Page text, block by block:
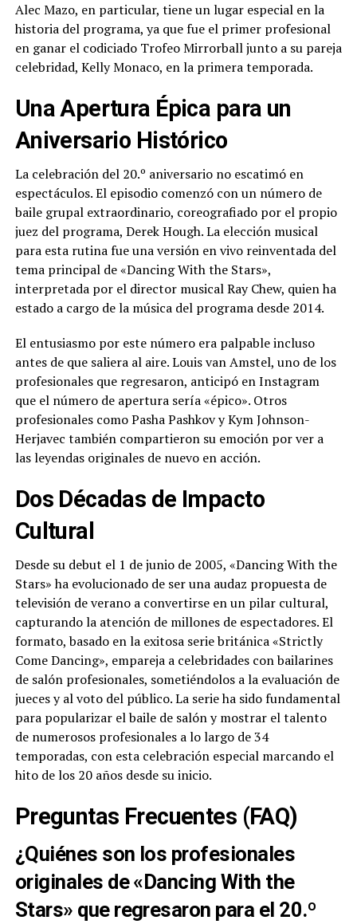
Alec Mazo, en particular, tiene un lugar especial en la
historia del programa, ya que fue el primer profesional
en ganar el codiciado Trofeo Mirrorball junto a su pareja
celebridad, Kelly Monaco, en la primera temporada.
Una Apertura Épica para un
Aniversario Histórico
La celebración del 20.º aniversario no escatimó en
espectáculos. El episodio comenzó con un número de
baile grupal extraordinario, coreografiado por el propio
juez del programa, Derek Hough. La elección musical
para esta rutina fue una versión en vivo reinventada del
tema principal de «Dancing With the Stars»,
interpretada por el director musical Ray Chew, quien ha
estado a cargo de la música del programa desde 2014.
El entusiasmo por este número era palpable incluso
antes de que saliera al aire. Louis van Amstel, uno de los
profesionales que regresaron, anticipó en Instagram
que el número de apertura sería «épico». Otros
profesionales como Pasha Pashkov y Kym Johnson-
Herjavec también compartieron su emoción por ver a
las leyendas originales de nuevo en acción.
Dos Décadas de Impacto
Cultural
Desde su debut el 1 de junio de 2005, «Dancing With the
Stars» ha evolucionado de ser una audaz propuesta de
televisión de verano a convertirse en un pilar cultural,
capturando la atención de millones de espectadores. El
formato, basado en la exitosa serie británica «Strictly
Come Dancing», empareja a celebridades con bailarines
de salón profesionales, sometiéndolos a la evaluación de
jueces y al voto del público. La serie ha sido fundamental
para popularizar el baile de salón y mostrar el talento
de numerosos profesionales a lo largo de 34
temporadas, con esta celebración especial marcando el
hito de los 20 años desde su inicio.
Preguntas Frecuentes (FAQ)
¿Quiénes son los profesionales
originales de «Dancing With the
Stars» que regresaron para el 20.º